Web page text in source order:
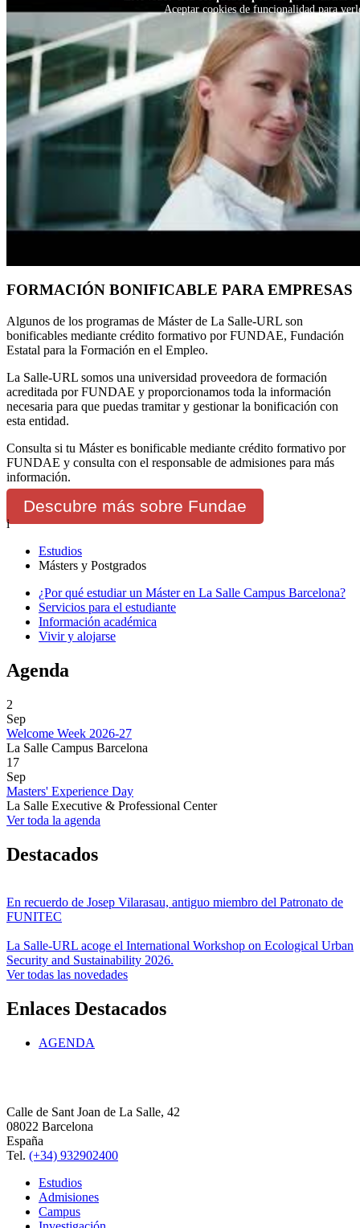
Aceptar cookies de funcionalidad para
FORMACIÓN BONIFICABLE PARA EMPRESAS
Algunos de los programas de Máster de La Salle-URL son
bonificables mediante crédito formativo por FUNDAE, Fundación
Estatal para la Formación en el Empleo.
La Salle-URL somos una universidad proveedora de formación
acreditada por FUNDAE y proporcionamos toda la información
necesaria para que puedas tramitar y gestionar la bonificación con
esta entidad.
Consulta si tu Máster es bonificable mediante crédito formativo por
FUNDAE y consulta con el responsable de admisiones para más
información.
Descubre más sobre Fundae
i
Estudios
Másters y Postgrados
¿Por qué estudiar un Máster en La Salle Campus Barcelona?
Servicios para el estudiante
Información académica
Vivir y alojarse
Agenda
2
Sep
Welcome Week 2026-27
La Salle Campus Barcelona
17
Sep
Masters' Experience Day
La Salle Executive & Professional Center
Ver toda la agenda
Destacados
En recuerdo de Josep Vilarasau, antiguo miembro del Patronato de
FUNITEC
La Salle-URL acoge el International Workshop on Ecological Urban
Security and Sustainability 2026.
Ver todas las novedades
Enlaces Destacados
AGENDA
Calle de Sant Joan de La Salle, 42
08022 Barcelona
España
Tel. (+34) 932902400
Estudios
Admisiones
Campus